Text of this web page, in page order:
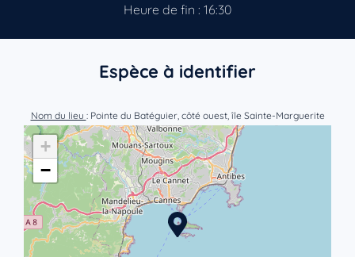
Heure de fin : 16:30
Espèce à identifier
Nom du lieu : Pointe du Batéguier, côté ouest, île Sainte-Marguerite
+
−